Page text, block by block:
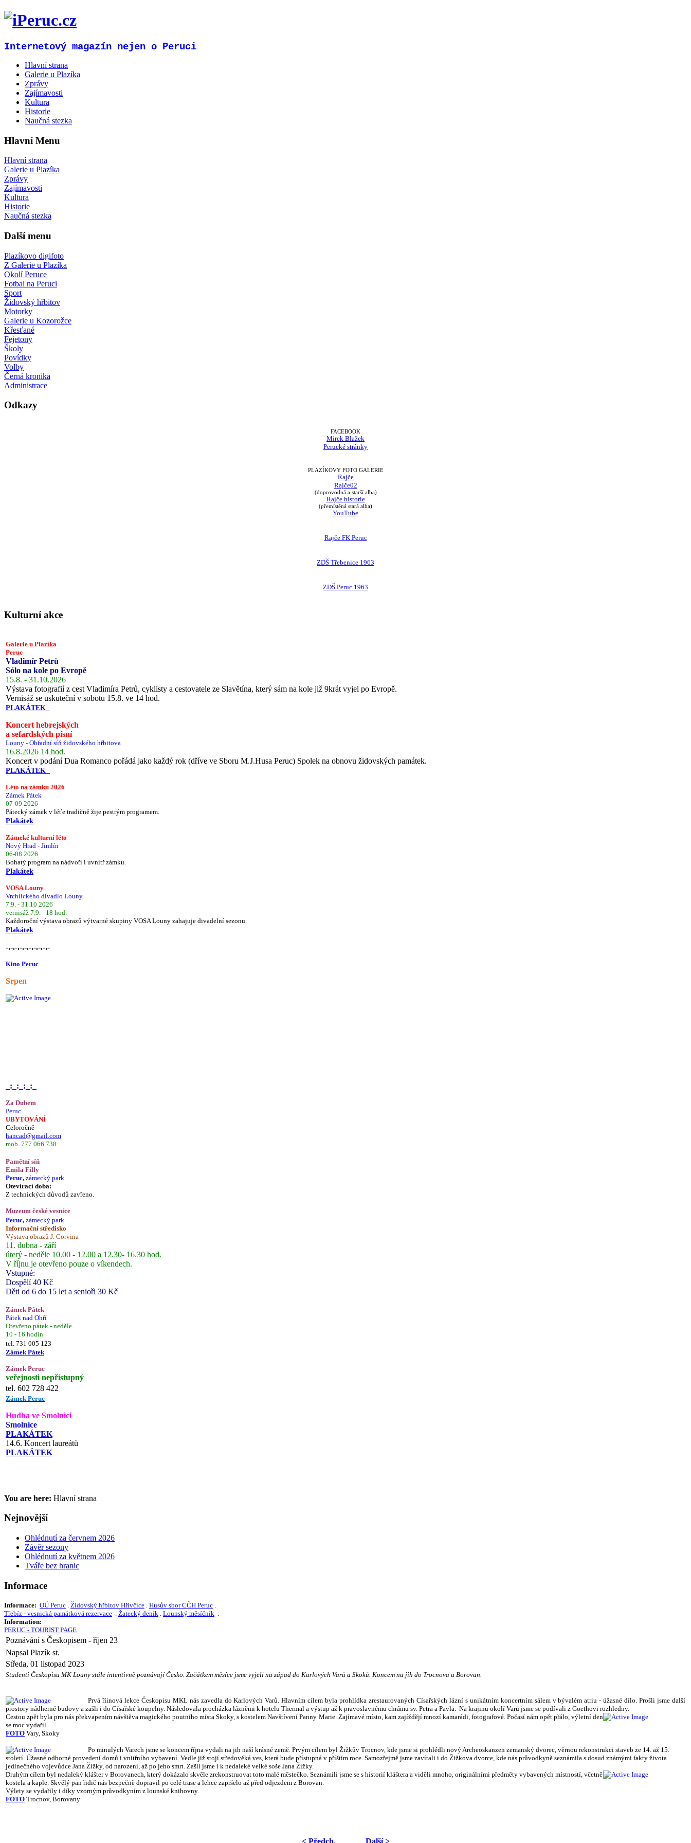
Internetový magazín nejen o Peruci
Hlavní strana
Galerie u Plazíka
Zprávy
Zajímavosti
Kultura
Historie
Naučná stezka
Hlavní Menu
Hlavní strana
Galerie u Plazíka
Zprávy
Zajímavosti
Kultura
Historie
Naučná stezka
Další menu
Plazíkovo digifoto
Z Galerie u Plazíka
Okolí Peruce
Fotbal na Peruci
Sport
Židovský hřbitov
Motorky
Galerie u Kozorožce
Křesťané
Fejetony
Školy
Povídky
Volby
Černá kronika
Administrace
Odkazy
FACEBOOK
Mirek Blažek
Perucké stránky
PLAZÍKOVY FOTO GALERIE
Rajče
Rajče02
(doprovodná a starší alba)
Rajče historie
(přemístěná stará alba)
YouTube
Rajče FK Peruc
ZDŠ Třebenice 1963
ZDŠ Peruc 1963
Kulturní akce
Galerie u Plazíka
Peruc
Vladimír Petrů
Sólo na kole po Evropě
15.8. - 31.10.2026
Výstava fotografií z cest Vladimíra Petrů, cyklisty a cestovatele ze Slavětína, který sám na kole již 9krát vyjel po Evropě.
Vernisáž se uskuteční v sobotu 15.8. ve 14 hod.
PLAKÁTEK
Koncert hebrejských
a sefardských písní
Louny - Obřadní síň židovského hřbitova
16.8.2026 14 hod.
Koncert v podání Dua Romanco pořádá jako každý rok (dříve ve Sboru M.J.Husa Peruc) Spolek na obnovu židovských památek.
PLAKÁTEK
Léto na zámku 2026
Zámek Pátek
07-09 2026
Pátecký zámek v léťe tradičně žije pestrým programem.
Plakátek
Zámeké kulturní léto
Nový Hrad - Jimlín
06-08 2026
Bohatý program na nádvoří i uvnitř zámku.
Plakátek
VOSA Louny
Vrchlického divadlo Louny
7.9. - 31.10 2026
vernisáž 7.9. - 18 hod.
Každoroční výstava obrazů výtvarné skupiny VOSA Louny zahajuje divadelní sezonu.
Plakátek
-.-.-.-.-.-.-.-.-.-
Kino Peruc
Srpen
_:_:_:_:_
Za Dubem
Peruc
UBYTOVÁNÍ
Celoročně
hancad@gmail.com
mob. 777 066 738
Pamětní síň
Emila Filly
Peruc, zámecký park
Otevírací doba:
Z technických důvodů zavřeno.
Muzeum české vesnice
Peruc, zámecký park
Informační středisko
Výstava obrazů J. Corvina
11. dubna - září
úterý - neděle 10.00 - 12.00 a 12.30- 16.30 hod.
V říjnu je otevřeno pouze o víkendech.
Vstupné:
Dospělí 40 Kč
Děti od 6 do 15 let a senioři 30 Kč
Zámek Pátek
Pátek nad Ohří
Otevřeno pátek - neděle
10 - 16 hodin
tel. 731 005 123
Zámek Pátek
Zámek Peruc
veřejnosti nepřístupný
tel. 602 728 422
Zámek Peruc
Hudba ve Smolnici
Smolnice
PLAKÁTEK
14.6. Koncert laureátů
PLAKÁTEK
You are here: Hlavní strana
Nejnovější
Ohlédnutí za červnem 2026
Závěr sezony
Ohlédnutí za květnem 2026
Tváře bez hranic
Informace
Informace: OÚ Peruc Židovský hřbitov Hřivčice Husův sbor CČH Peruc
Třebíz - vesnická památková rezervace
Žatecký deník Lounský měsíčník
Information:
PERUC - TOURIST PAGE
Poznávání s Českopisem - říjen 23
Napsal Plazík st.
Středa, 01 listopad 2023
Studenti Českopisu MK Louny stále intentivně poznávají Česko. Začátkem měsíce jsme vyjeli na západ do Karlových Varů a Skoků. Koncem na jih do Trocnova a Borovan.
Prvá říinová lekce Českopisu MKL nás zavedla do Karlových Varů.Hlavním cílem byla prohlídka zrestaurovaných Císařských lázní s unikátním koncertním sálem v bývalém atriu - úžasné dílo. Prošli jsme další
prostory nádherné budovy a zašli i do Císařské koupelny. Následovala procházka lázněmi k hotelu Thermal a výstup až k pravoslavnému chrámu sv. Petra a Pavla. Na krajinu okolí Varů jsme se podívali z Goethovi rozhledny.
Cestou zpět byla pro nás překvapením návštěva magického poutního místa Skoky, s kostelem Navštívení Panny Marie. Zajímavé místo, kam zajíždějí mnozí kamarádi, fotografové. Počasí nám opět přálo, výletní den
se moc vydařil.
FOTO Vary, Skoky
Po minulých Varech jsme se koncem října vydali na jih naší krásné země. Prvým cílem byl Žižkův Trocnov, kde jsme si prohlédli nový Archeoskanzen zemanský dvorec, věrnou rekonstrukci staveb ze 14. až 15.
století. Úžasné odborné provedení domů i vnitřního vybavení. Vedle již stojí středověká ves, která bude přístupná v příštím roce. Samozřejmě jsme zavítali i do Žižkova dvorce, kde nás průvodkyně seznámila s dosud známými fakty života
jedinečného vojevůdce Jana Žižky, od narození, až po jeho smrt. Zašli jsme i k nedaleké velké soše Jana Žižky.
Druhým cílem byl nedaleký klášter v Borovanech, který dokázalo skvěle zrekonstruovat toto malé městečko. Seznámili jsme se s historií kláštera a viděli mnoho, originálními předměty vybavených místností, včetně
kostela a kaple. Skvělý pan řidič nás bezpečně dopravil po celé trase a lehce zapršelo až před odjezdem z Borovan.
Výlety se vydařily i díky vzorným průvodkyním z lounské knihovny.
FOTO Trocnov, Borovany
< Předch. Další >